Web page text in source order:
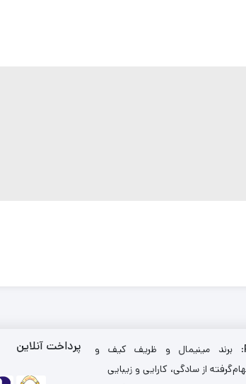
: برند مینیمال و ظریف کیف و
از سادگی، کارایی و زیبایی
پرداخت آنلاین